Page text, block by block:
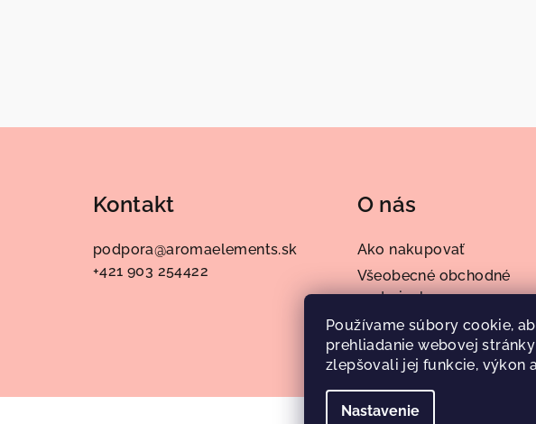
Používame súbory cookie,
prehliadanie webovej
zlepšovali jej funkcie, výkon
Nastavenie
Kontakt
podpora@aromaelements.sk
+421 903 254422
O nás
Ako nakupovať
Všeobecné obchodné
podmienky
Podmienky ochrany
údajov